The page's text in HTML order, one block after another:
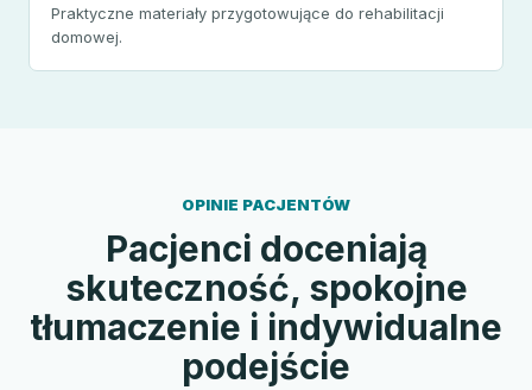
Praktyczne materiały przygotowujące do rehabilitacji
domowej.
OPINIE PACJENTÓW
Pacjenci doceniają
skuteczność, spokojne
tłumaczenie i indywidualne
podejście